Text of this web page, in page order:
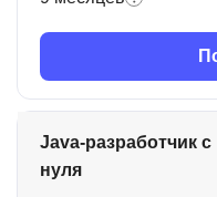
Java-разработчик с
нуля